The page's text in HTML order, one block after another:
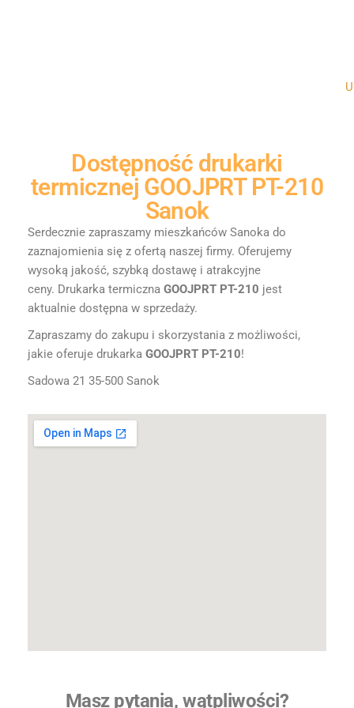
Dostępność drukarki
termicznej GOOJPRT PT-210
Sanok
Serdecznie zapraszamy mieszkańców Sanoka do
zaznajomienia się z ofertą naszej firmy. Oferujemy
wysoką jakość, szybką dostawę i atrakcyjne
ceny. Drukarka termiczna GOOJPRT PT-210 jest
aktualnie dostępna w sprzedaży.
Zapraszamy do zakupu i skorzystania z możliwości,
jakie oferuje drukarka GOOJPRT PT-210!
Sadowa 21 35-500 Sanok
Masz pytania, wątpliwości?